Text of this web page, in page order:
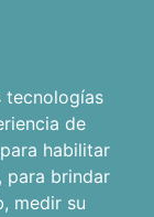
tecnologías
de
para habilitar
, para brindar
, medir su